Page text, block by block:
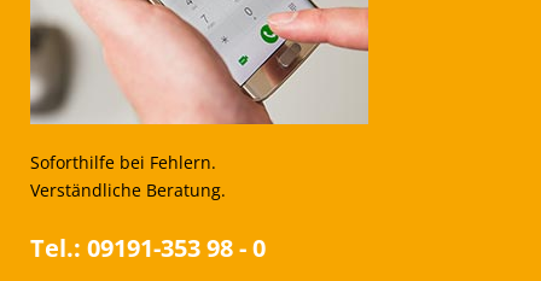
Soforthilfe bei Fehlern.
Verständliche Beratung.
Tel.: 09191-353 98 - 0